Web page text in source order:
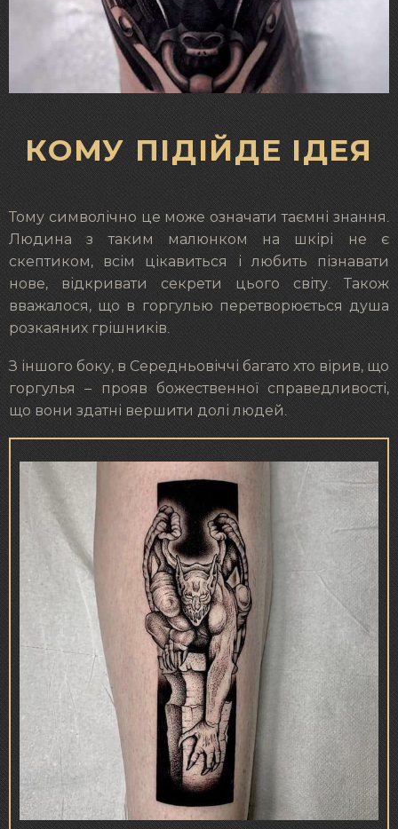
КОМУ ПІДІЙДЕ ІДЕЯ
Тому символічно це може означати таємні знання.
Людина з таким малюнком на шкірі не є
скептиком, всім цікавиться і любить пізнавати
нове, відкривати секрети цього світу. Також
вважалося, що в горгулью перетворюється душа
розкаяних грішників.
З іншого боку, в Середньовіччі багато хто вірив, що
горгулья – прояв божественної справедливості,
що вони здатні вершити долі людей.